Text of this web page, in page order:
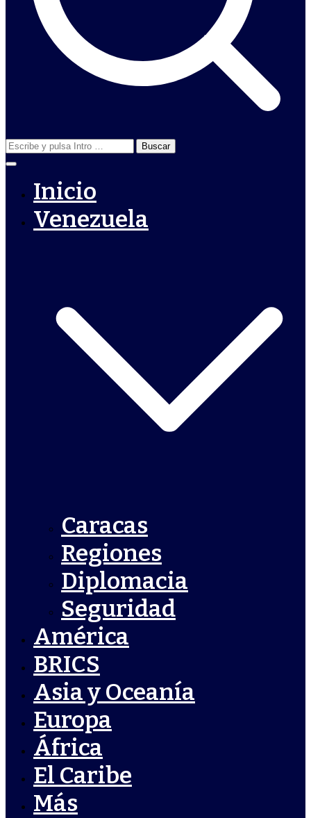
Buscar:
Inicio
Venezuela
Caracas
Regiones
Diplomacia
Seguridad
América
BRICS
Asia y Oceanía
Europa
África
El Caribe
Más